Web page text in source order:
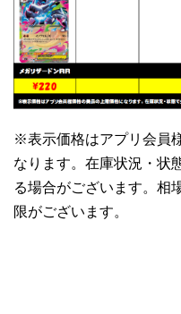
※表示価格はアプリ会員
なります。在庫状況・状
る場合がございます。相
限がございます。